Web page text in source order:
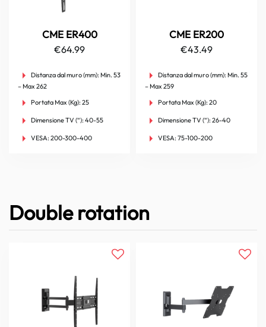
CME ER400
€64.99
Distanza dal muro (mm): Min. 53
– Max 262
Portata Max (Kg): 25
Dimensione TV (“): 40-55
VESA: 200-300-400
CME ER200
€43.49
Distanza dal muro (mm): Min. 55
– Max 259
Portata Max (Kg): 20
Dimensione TV (“): 26-40
VESA: 75-100-200
Double rotation